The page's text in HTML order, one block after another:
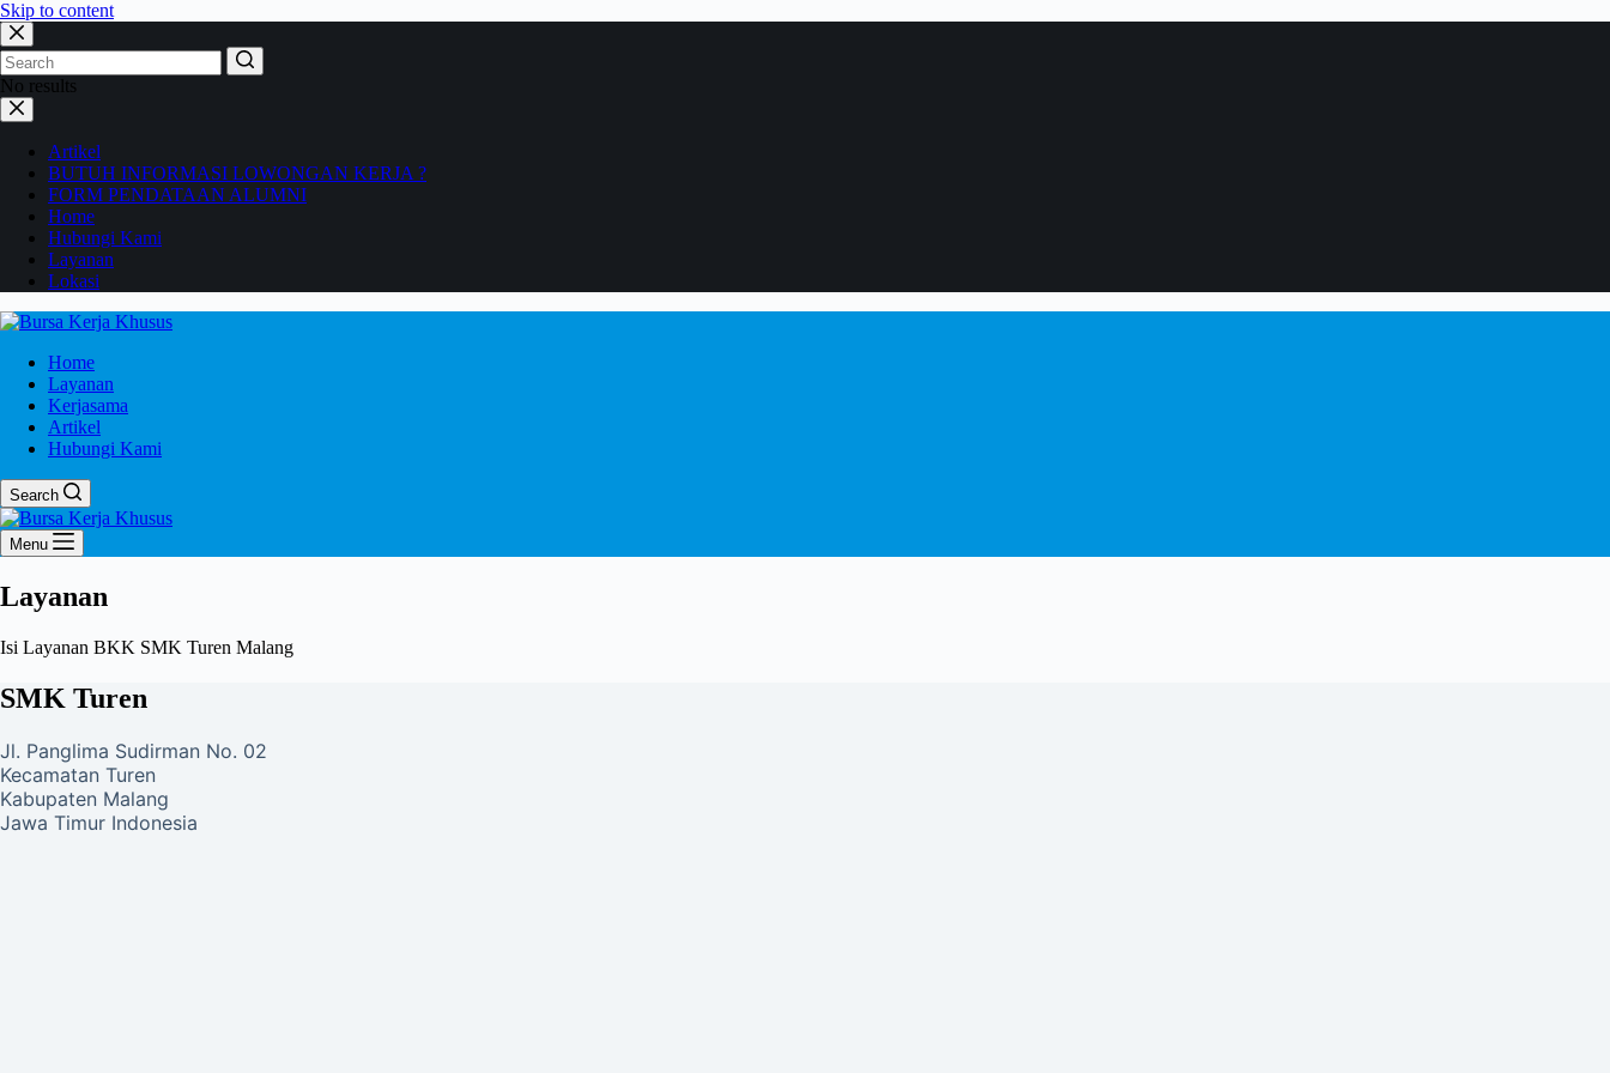
Skip to content
No results
Artikel
BUTUH INFORMASI LOWONGAN KERJA ?
FORM PENDATAAN ALUMNI
Home
Hubungi Kami
Layanan
Lokasi
Home
Layanan
Kerjasama
Artikel
Hubungi Kami
Search
Menu
Layanan
Isi Layanan BKK SMK Turen Malang
SMK Turen
Jl. Panglima Sudirman No. 02
Kecamatan Turen
Kabupaten Malang
Jawa Timur Indonesia